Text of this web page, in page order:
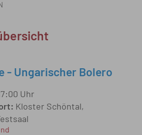
- Ungarischer Bolero
Uhr
Kloster Schöntal,